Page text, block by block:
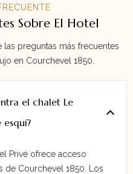
Sobre El Hotel
preguntas más frecuentes
en Courchevel 1850.
el chalet Le
Privé ofrece acceso
de Courchevel 1850. Los